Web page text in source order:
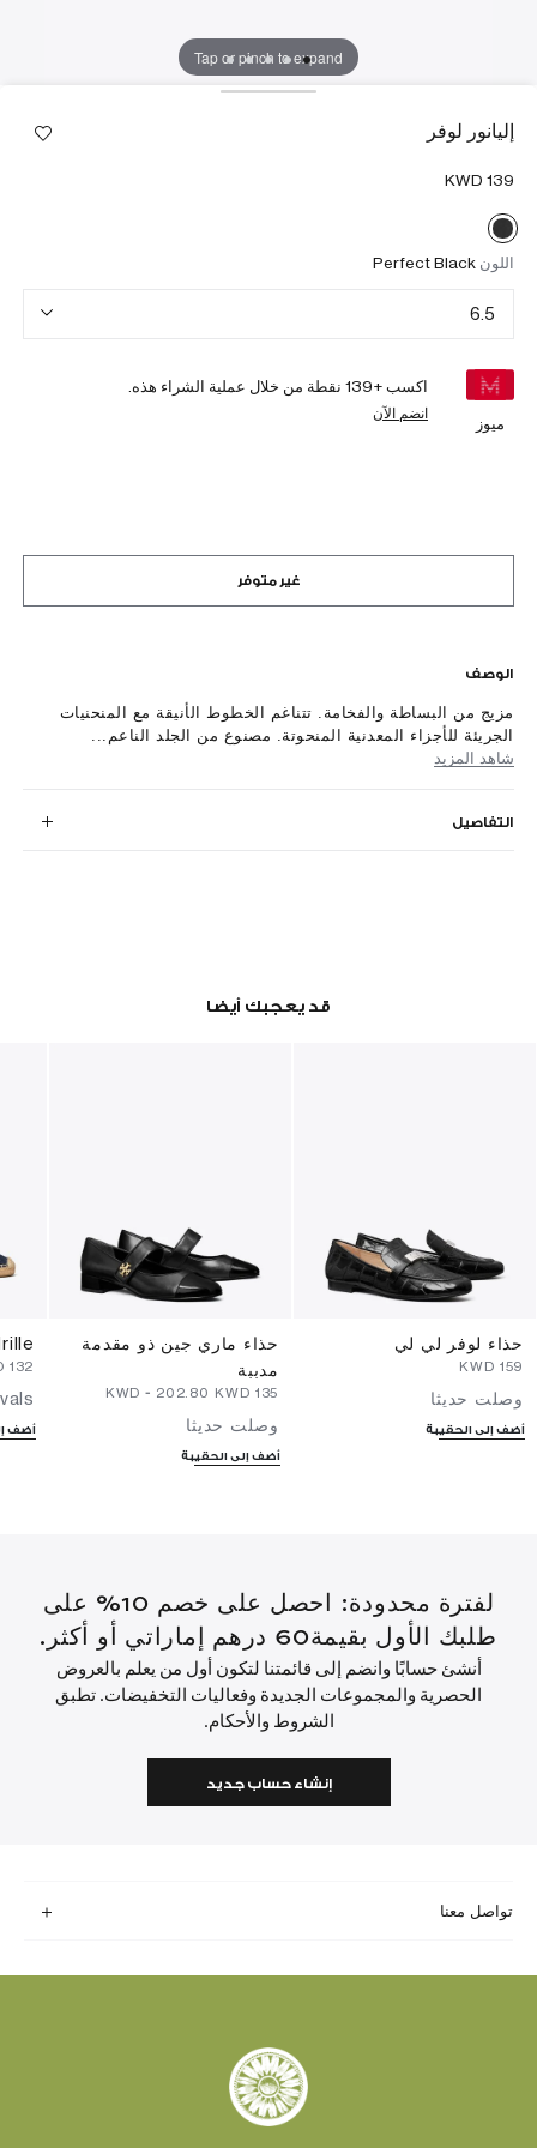
Tap or pinch to expand
إليانور لوفر
اللون Perfect Black
6.5
ميوز
اكسب +139 نقطة من خلال عملية الشراء هذه.
انضم الآن
غير متوفر
الوصف
مزيج من البساطة والفخامة. تتناغم الخطوط الأنيقة مع المنحنيات
الجريئة للأجزاء المعدنية المنحوتة. مصنوع من الجلد الناعم...
شاهد المزيد
التفاصيل
قد يعجبك أيضا
حذاء لوفر لي لي
وصلت حديثا
أضف إلى الحقيبة
حذاء ماري جين ذو مقدمة
مدببة
- ⁦202.80⁩ KWD
وصلت حديثا
أضف إلى الحقيبة
أضف
لفترة محدودة: احصل على خصم 10% على
طلبك الأول بقيمة60 درهم إماراتي أو أكثر.
أنشئ حسابًا وانضم إلى قائمتنا لتكون أول من يعلم بالعروض
الحصرية والمجموعات الجديدة وفعاليات التخفيضات. تطبق
الشروط والأحكام.
إنشاء حساب جديد
تواصل معنا